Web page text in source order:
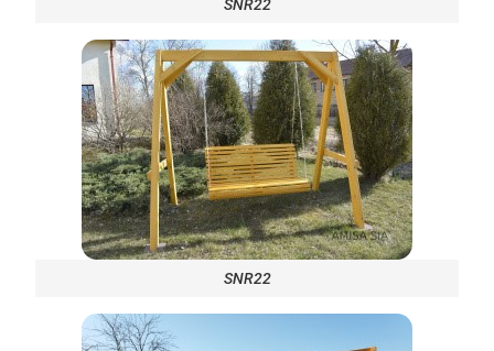
SNR22
SNR22